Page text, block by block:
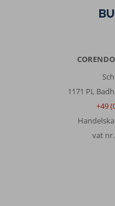
1171 PL
+49
vat